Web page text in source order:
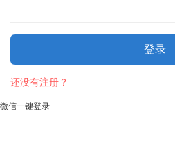
登录
还没有注册？
微信一键登录